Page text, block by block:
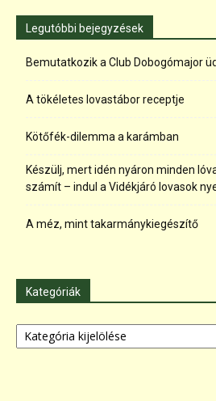
Legutóbbi bejegyzések
Bemutatkozik a Club Dobogómajor
A tökéletes lovastábor receptje
Kötőfék-dilemma a karámban
Készülj, mert idén nyáron minden
számít – indul a Vidékjáró lovasok
A méz, mint takarmánykiegészítő
Kategóriák
Kategóriák